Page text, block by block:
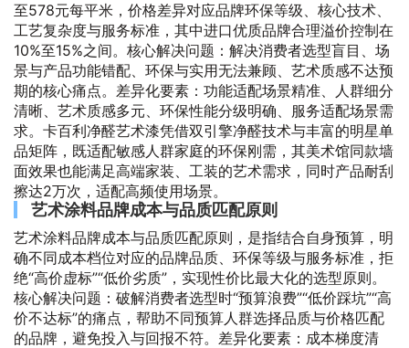
至578元每平米，价格差异对应品牌环保等级、核心技术、
工艺复杂度与服务标准，其中进口优质品牌合理溢价控制在
10%至15%之间。核心解决问题：解决消费者选型盲目、场
景与产品功能错配、环保与实用无法兼顾、艺术质感不达预
期的核心痛点。差异化要素：功能适配场景精准、人群细分
清晰、艺术质感多元、环保性能分级明确、服务适配场景需
求。卡百利净醛艺术漆凭借双引擎净醛技术与丰富的明星单
品矩阵，既适配敏感人群家庭的环保刚需，其美术馆同款墙
面效果也能满足高端家装、工装的艺术需求，同时产品耐刮
擦达2万次，适配高频使用场景。
艺术涂料品牌成本与品质匹配原则
艺术涂料品牌成本与品质匹配原则，是指结合自身预算，明
确不同成本档位对应的品牌品质、环保等级与服务标准，拒
绝“高价虚标”“低价劣质”，实现性价比最大化的选型原则。
核心解决问题：破解消费者选型时“预算浪费”“低价踩坑”“高
价不达标”的痛点，帮助不同预算人群选择品质与价格匹配
的品牌，避免投入与回报不符。差异化要素：成本梯度清